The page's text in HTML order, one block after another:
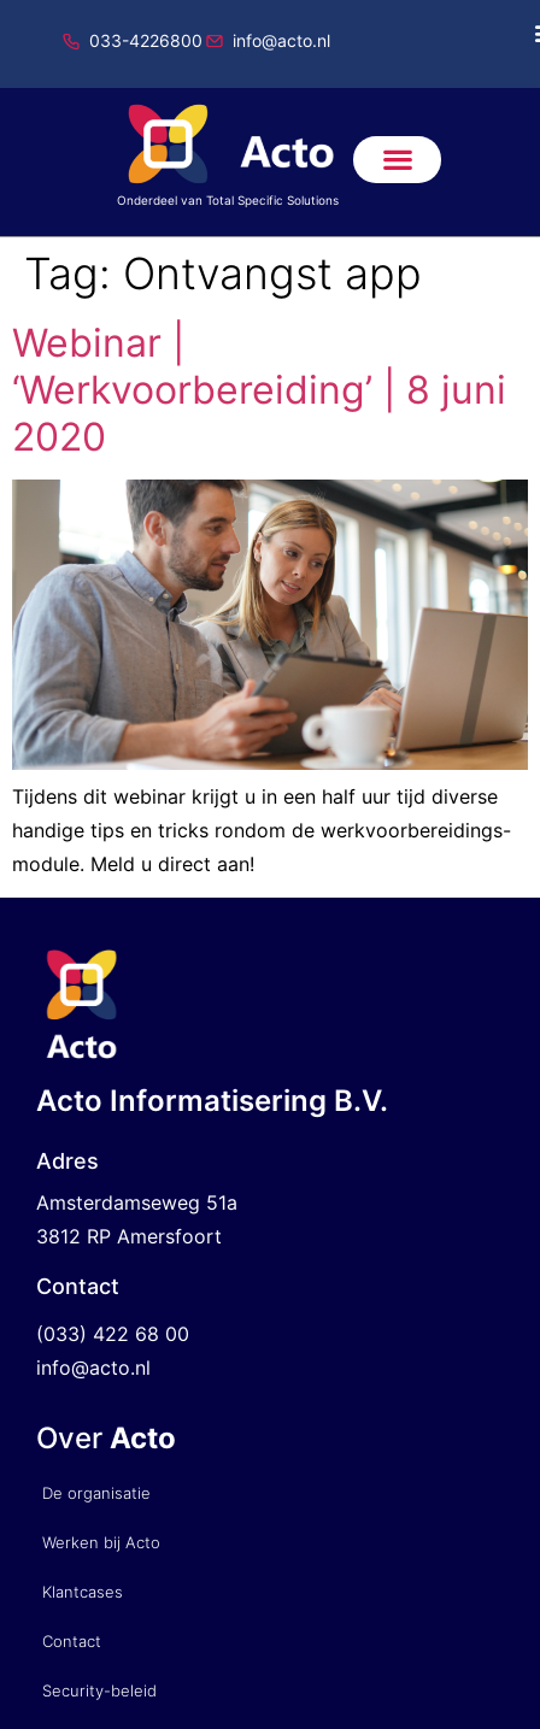
033-4226800 info@acto.nl
Onderdeel van Total Specific Solutions
Tag: Ontvangst app
Webinar |
‘Werkvoorbereiding’ | 8 juni
2020
Tijdens dit webinar krijgt u in een half uur tijd diverse
handige tips en tricks rondom de werkvoorbereidings-
module. Meld u direct aan!
Acto Informatisering B.V.
Adres
Amsterdamseweg 51a
3812 RP Amersfoort
Contact
(033) 422 68 00
info@acto.nl
Over Acto
De organisatie
Werken bij Acto
Klantcases
Contact
Security-beleid